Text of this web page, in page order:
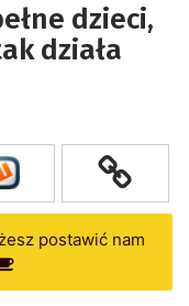
dzieci,
działa
postawić nam